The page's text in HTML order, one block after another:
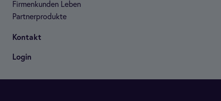
Fir­men­kun­den Leben
Part­ner­pro­dukte
Kon­takt
Login